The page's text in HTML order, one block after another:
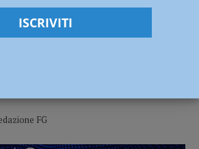
a Piacenza, una giornata
FG